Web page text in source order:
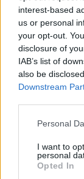
interest-based
us or personal
your opt-out.
disclosure of
IAB’s list of
also be
Downstream
Please note
not limited to
grant or deny
use your data
Personal
I want to
personal
Opted In
agyonverés
Orbánt
Vagyis
ezen belül is
részeként
meg, ereszd
kisstílű
Népszabadság